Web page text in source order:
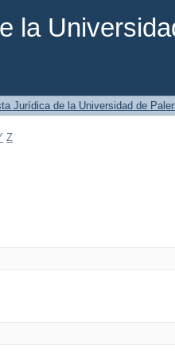
la
Jurídica de la Universidad de
Z